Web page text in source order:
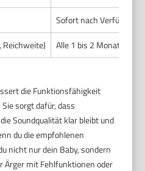
Sofort nach
Alle 1 bis 2 Monate
die Funktionsfähigkeit
sorgt dafür, dass
Soundqualität klar bleibt und
du die empfohlenen
nicht nur dein Baby, sondern
Ärger mit Fehlfunktionen oder